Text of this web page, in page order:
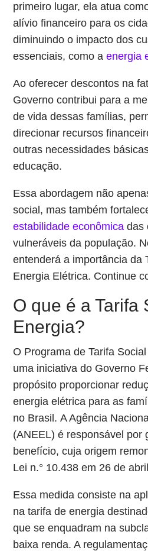
primeiro lugar, ela atua
alívio financeiro para os
diminuindo o impacto dos
essenciais, como aenergia
Ao oferecer descontos na
Governo contribui para a
de vida dessas famílias,
direcionar recursos
outras necessidades
educação.
Essa abordagem não
social, mas também
estabilidade econômica das
vulneráveis da população.
entenderá a importância da
Energia Elétrica. Continue
O que é a Tarifa
Energia?
O Programa de Tarifa
uma iniciativa do Governo
propósito proporcionar
energia elétrica para as
no Brasil. A Agência
(ANEEL) é responsável por
benefício, cuja origem
Lei n.° 10.438 em 26 de
Essa medida consiste na
na tarifa de energia
que se enquadram na
baixa renda. A